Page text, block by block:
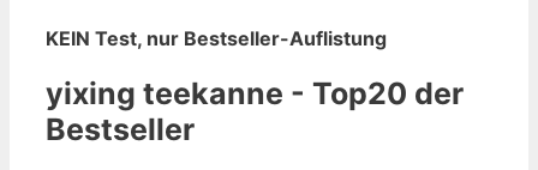
KEIN Test, nur Bestseller-Auflistung
yixing teekanne - Top20 der
Bestseller